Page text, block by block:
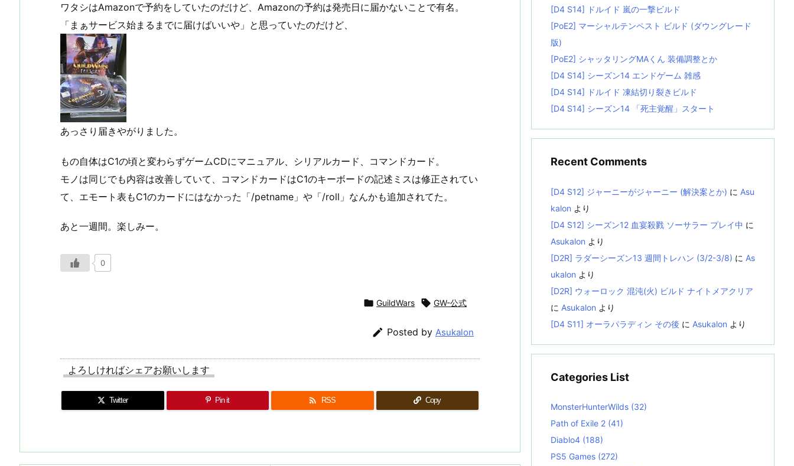
ワタシはAmazonで予約をしていたのだけど、Amazonの予約は発売日に届かないことで有名。
「まぁサービス始まるまでに届けばいいや」と思っていたのだけど、
あっさり届きやがりました。
もの自体はC1の頃と変わらずゲームCDにマニュアル、シリアルカード、コマンドカード。
モノは同じでも内容は改善していて、コマンドカードはC1のキーボードの記述ミスは修正されてい
て、エモート表もC1のカードにはなかった「/petname」や「/roll」なんかも追加されてた。
あと一週間。楽しみー。
0
 GuildWars  GW-公式
 Posted by Asukalon
よろしければシェアお願いします
Twitter Pin it  RSS Copy
[D4 S14] ドルイド 嵐の一撃ビルド
[PoE2] マーシャルテンペスト ビルド (ダウングレード
版)
[PoE2] シャッタリングMAくん 装備調整とか
[D4 S14] シーズン14 エンドゲーム 雑感
[D4 S14] ドルイド 凍結切り裂きビルド
[D4 S14] シーズン14 「死主覚醒」スタート
Recent Comments
[D4 S12] ジャーニーがジャーニー (解決案とか) に Asu
kalon より
[D4 S12] シーズン12 血宴殺戮 ソーサラー プレイ中 に
Asukalon より
[D2R] ラダーシーズン13 週間トレハン (3/2-3/8) に As
ukalon より
[D2R] ウォーロック 混沌(火) ビルド ナイトメアクリア
に Asukalon より
[D4 S11] オーラパラディン その後 に Asukalon より
Categories List
MonsterHunterWilds (32)
Path of Exile 2 (41)
Diablo4 (188)
PS5 Games (272)